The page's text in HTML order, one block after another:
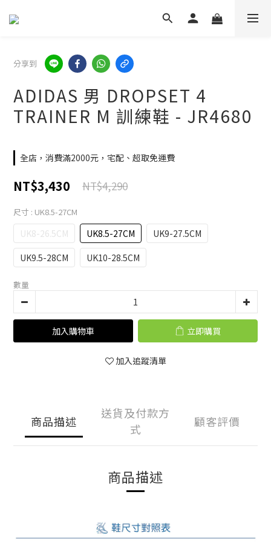
分享到
ADIDAS 男 DROPSET 4
TRAINER M 訓練鞋 - JR4680
全店，消費滿2000元，宅配、超取免運費
NT$3,430 NT$4,290
尺寸 : UK8.5-27CM
UK8-26.5CM UK8.5-27CM
UK9-27.5CM
UK9.5-28CM
UK10-28.5CM
數量
加入購物車 立即購買
加入追蹤清單
商品描述
送貨及付款方
式
顧客評價
商品描述